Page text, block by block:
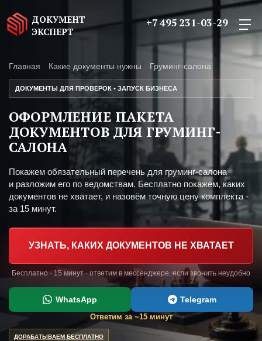
ДОКУМЕНТ
ЭКСПЕРТ
+7 495 231-03-29
Главная Какие документы нужны Груминг-салона
ДОКУМЕНТЫ ДЛЯ ПРОВЕРОК • ЗАПУСК БИЗНЕСА
ОФОРМЛЕНИЕ ПАКЕТА
ДОКУМЕНТОВ ДЛЯ ГРУМИНГ-
САЛОНА
Покажем обязательный перечень для груминг-салона
и разложим его по ведомствам. Бесплатно покажем, каких
документов не хватает, и назовём точную цену комплекта -
за 15 минут.
УЗНАТЬ, КАКИХ ДОКУМЕНТОВ НЕ ХВАТАЕТ
Бесплатно · 15 минут · ответим в мессенджере, если звонить неудобно
WhatsApp Telegram
Ответим за ~15 минут
ДОРАБАТЫВАЕМ БЕСПЛАТНО